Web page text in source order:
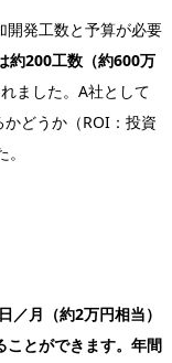
開発工数と予算が必要
約200工数（約600万
ました。A社として
どうか（ROI：投資
／月（約2万円相当）
ことができます。年間